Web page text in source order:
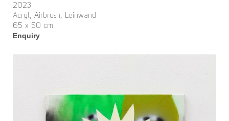
2023
Acryl, Airbrush, Leinwand
65 x 50 cm
Enquiry